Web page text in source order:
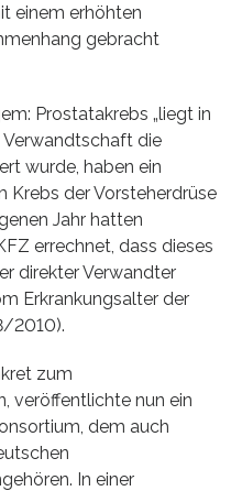
einem erhöhten
gebracht
Prostatakrebs „liegt in
Verwandtschaft die
wurde, haben ein
Krebs der Vorsteherdrüse
Jahr hatten
errechnet, dass dieses
direkter Verwandter
Erkrankungsalter der
2010).
zum
veröffentlichte nun ein
dem auch
In einer